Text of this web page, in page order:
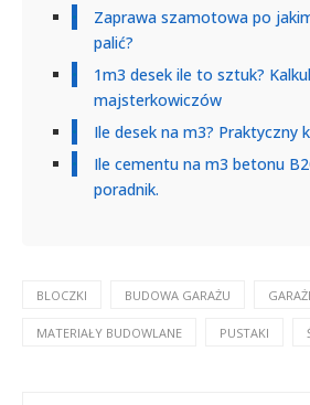
Zaprawa szamotowa po
palić?
1m3 desek ile to sztuk?
majsterkowiczów
Ile desek na m3? Praktyczny
Ile cementu na m3 betonu
poradnik.
BLOCZKI BUDOWA GARAŻU
MATERIAŁY BUDOWLANE PUSTAKI